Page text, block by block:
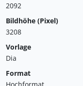
2092
Bildhöhe (Pixel)
3208
Vorlage
Dia
Format
Hochformat